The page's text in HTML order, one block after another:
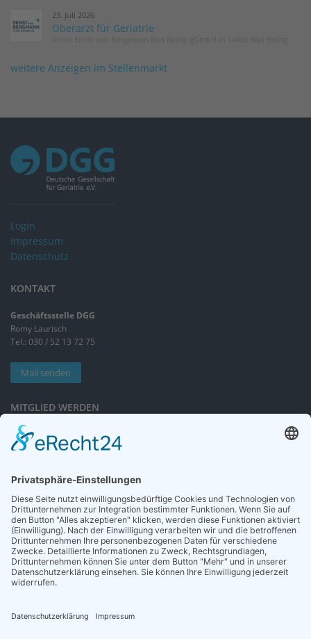
23. Juli 2026
Oberarzt für Geriatrie
weitere Anzeigen im Stellenmarkt
Login
Impressum
Datenschutz
KONTAKT
Geschäftsstelle DGG
Romy Laurisch
Tel.: 030 / 52 13 72 75
Mail senden
MITGLIED WERDEN
Sieben gute Gründe
für Ihre Mitgliedschaft
NEWSLETTER
Neuigkeiten rund um die Geriatrie und die DGG – regelmäßig in Ihrem
Postfach.